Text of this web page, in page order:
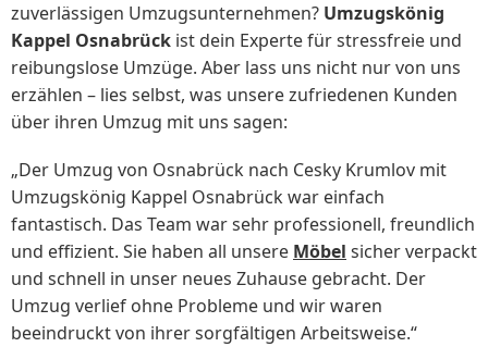
zuverlässigen Umzugsunternehmen? Umzugskönig
Kappel Osnabrück ist dein Experte für stressfreie und
reibungslose Umzüge. Aber lass uns nicht nur von uns
erzählen – lies selbst, was unsere zufriedenen Kunden
über ihren Umzug mit uns sagen:
„Der Umzug von Osnabrück nach Cesky Krumlov mit
Umzugskönig Kappel Osnabrück war einfach
fantastisch. Das Team war sehr professionell, freundlich
und effizient. Sie haben all unsere Möbel sicher verpackt
und schnell in unser neues Zuhause gebracht. Der
Umzug verlief ohne Probleme und wir waren
beeindruckt von ihrer sorgfältigen Arbeitsweise.“